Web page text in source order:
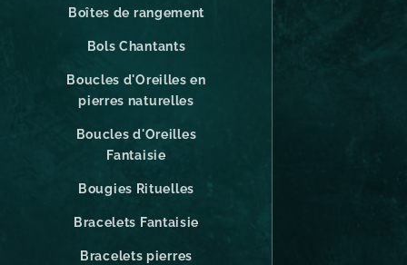
Boîtes de rangement
Bols Chantants
Boucles d'Oreilles en
pierres naturelles
Boucles d'Oreilles
Fantaisie
Bougies Rituelles
Bracelets Fantaisie
Bracelets pierres